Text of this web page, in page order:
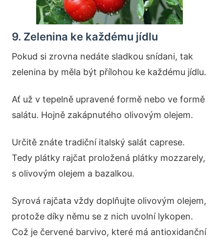
9. Zelenina ke každému jídlu
Pokud si zrovna nedáte sladkou snídani, tak
zelenina by měla být přílohou ke každému jídlu.
Ať už v tepelně upravené formě nebo ve formě
salátu. Hojně zakápnutého olivovým olejem.
Určitě znáte tradiční italský salát caprese.
Tedy plátky rajčat proložená plátky mozzarely,
s olivovým olejem a bazalkou.
Syrová rajčata vždy doplňujte olivovým olejem,
protože díky němu se z nich uvolní lykopen.
Což je červené barvivo, které má antioxidanční